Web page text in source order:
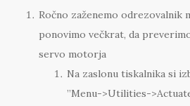
Ročno zaženemo odrezovalnik
ponovimo večkrat, da
servo motorja
Na zaslonu tiskalnika si
”Menu->Utilities-